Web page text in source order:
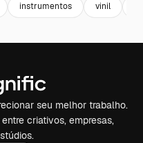
instrumentos vinil
seu melhor trabalho.
criativos, empresas,